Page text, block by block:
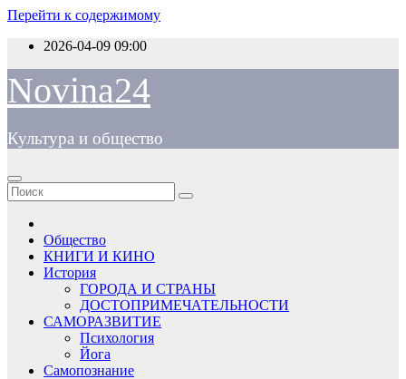
Перейти к содержимому
2026-04-09 09:00
Novina24
Культура и общество
Общество
КНИГИ И КИНО
История
ГОРОДА И СТРАНЫ
ДОСТОПРИМЕЧАТЕЛЬНОСТИ
САМОРАЗВИТИЕ
Психология
Йога
Самопознание